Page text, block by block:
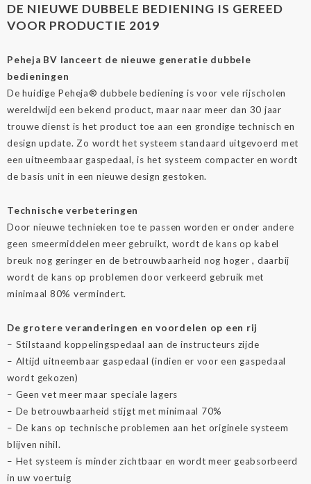
DE NIEUWE DUBBELE BEDIENING IS GEREED
VOOR PRODUCTIE 2019
Peheja BV lanceert de nieuwe generatie dubbele
bedieningen
De huidige Peheja® dubbele bediening is voor vele rijscholen
wereldwijd een bekend product, maar naar meer dan 30 jaar
trouwe dienst is het product toe aan een grondige technisch en
design update. Zo wordt het systeem standaard uitgevoerd met
een uitneembaar gaspedaal, is het systeem compacter en wordt
de basis unit in een nieuwe design gestoken.
Technische verbeteringen
Door nieuwe technieken toe te passen worden er onder andere
geen smeermiddelen meer gebruikt, wordt de kans op kabel
breuk nog geringer en de betrouwbaarheid nog hoger , daarbij
wordt de kans op problemen door verkeerd gebruik met
minimaal 80% vermindert.
De grotere veranderingen en voordelen op een rij
– Stilstaand koppelingspedaal aan de instructeurs zijde
– Altijd uitneembaar gaspedaal (indien er voor een gaspedaal
wordt gekozen)
– Geen vet meer maar speciale lagers
– De betrouwbaarheid stijgt met minimaal 70%
– De kans op technische problemen aan het originele systeem
blijven nihil.
– Het systeem is minder zichtbaar en wordt meer geabsorbeerd
in uw voertuig